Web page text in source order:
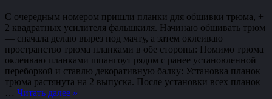
С очередным номером пришли планки для обшивки трюма, +
2 квадратных усилителя фальшкиля. Начинаю обшивать трюм
— сначала делаю вырез под мачту, а затем оклеиваю
пространство трюма планками в обе стороны: Помимо трюма
оклеиваю планками шпангоут рядом с ранее установленной
переборкой и ставлю декоративную балку: Установка планок
трюма растянута на 2 выпуска. После установки всех планок
… Читать далее »